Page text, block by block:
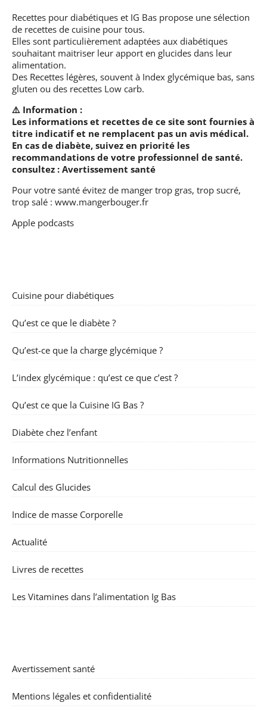
Recettes pour diabétiques et IG Bas propose une sélection
de recettes de cuisine pour tous.
Elles sont particulièrement adaptées aux diabétiques
souhaitant maitriser leur apport en glucides dans leur
alimentation.
Des Recettes légères, souvent à Index glycémique bas, sans
gluten ou des recettes Low carb.
⚠️ Information :
Les informations et recettes de ce site sont fournies à
titre indicatif et ne remplacent pas un avis médical.
En cas de diabète, suivez en priorité les
recommandations de votre professionnel de santé.
consultez : Avertissement santé
Pour votre santé évitez de manger trop gras, trop sucré,
trop salé : www.mangerbouger.fr
Apple podcasts
Cuisine pour diabétiques
Qu’est ce que le diabète ?
Qu’est-ce que la charge glycémique ?
L’index glycémique : qu’est ce que c’est ?
Qu’est ce que la Cuisine IG Bas ?
Diabète chez l’enfant
Informations Nutritionnelles
Calcul des Glucides
Indice de masse Corporelle
Actualité
Livres de recettes
Les Vitamines dans l’alimentation Ig Bas
Avertissement santé
Mentions légales et confidentialité